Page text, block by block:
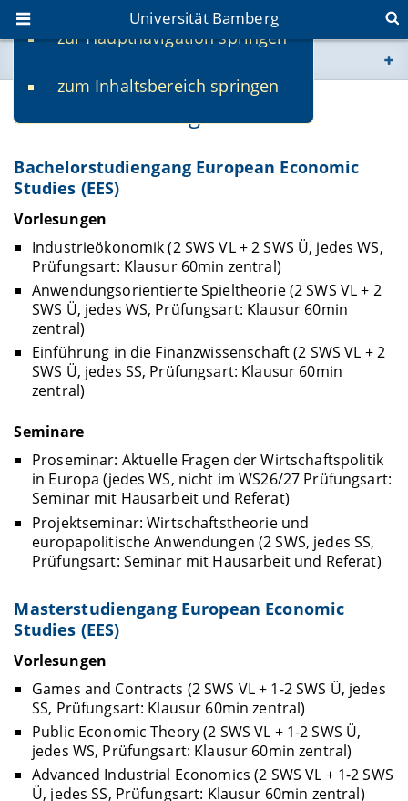
zur Hauptnavigation springen
zum Inhaltsbereich springen
Universität Bamberg
www.uni-bamberg.de
Lehrveranstaltungen
Bachelorstudiengang European Economic
Studies (EES)
Vorlesungen
Industrieökonomik (2 SWS VL + 2 SWS Ü, jedes WS,
Prüfungsart: Klausur 60min zentral)
Anwendungsorientierte Spieltheorie (2 SWS VL + 2
SWS Ü, jedes WS, Prüfungsart: Klausur 60min
zentral)
Einführung in die Finanzwissenschaft (2 SWS VL + 2
SWS Ü, jedes SS, Prüfungsart: Klausur 60min
zentral)
Seminare
Proseminar: Aktuelle Fragen der Wirtschaftspolitik
in Europa (jedes WS, nicht im WS26/27 Prüfungsart:
Seminar mit Hausarbeit und Referat)
Projektseminar: Wirtschaftstheorie und
europapolitische Anwendungen (2 SWS, jedes SS,
Prüfungsart: Seminar mit Hausarbeit und Referat)
Masterstudiengang European Economic
Studies (EES)
Vorlesungen
Games and Contracts (2 SWS VL + 1-2 SWS Ü, jedes
SS, Prüfungsart: Klausur 60min zentral)
Public Economic Theory (2 SWS VL + 1-2 SWS Ü,
jedes WS, Prüfungsart: Klausur 60min zentral)
Advanced Industrial Economics (2 SWS VL + 1-2 SWS
Ü, jedes SS, Prüfungsart: Klausur 60min zentral)